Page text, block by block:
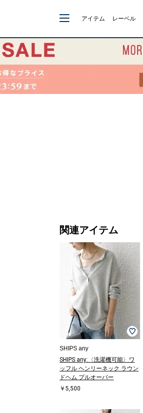
アイテム レーベル
関連アイテム
SHIPS any
SHIPS any:〈洗濯機可能〉ワ
ッフル ヘンリーネック ラウン
ドヘム プルオーバー
￥5,500